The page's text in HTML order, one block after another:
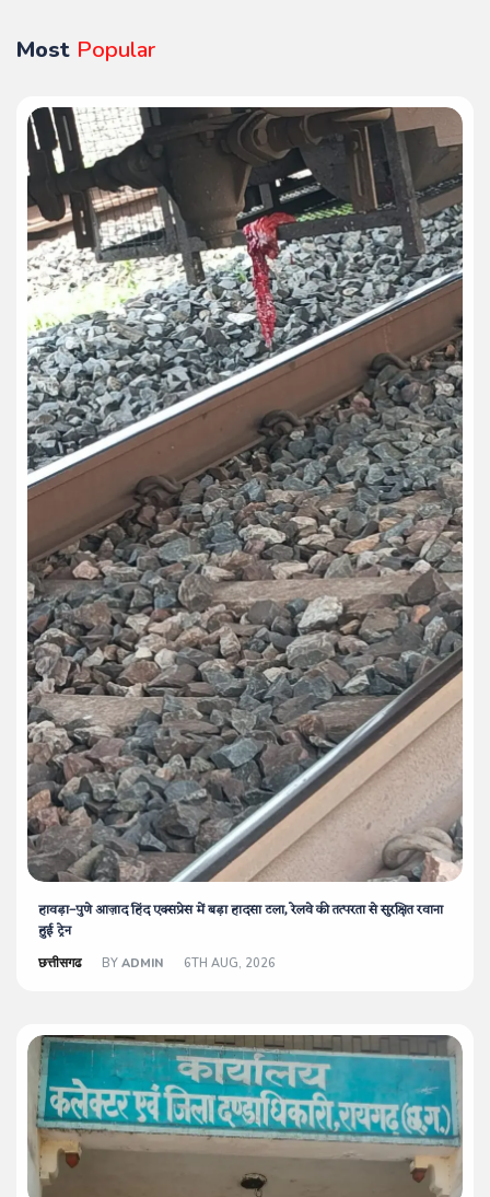
Most Popular
हावड़ा–पुणे आज़ाद हिंद एक्सप्रेस में बड़ा हादसा टला, रेलवे की तत्परता से सुरक्षित रवाना
हुई ट्रेन
छत्तीसगढ BY ADMIN 6TH AUG, 2026